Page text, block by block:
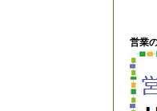
営業